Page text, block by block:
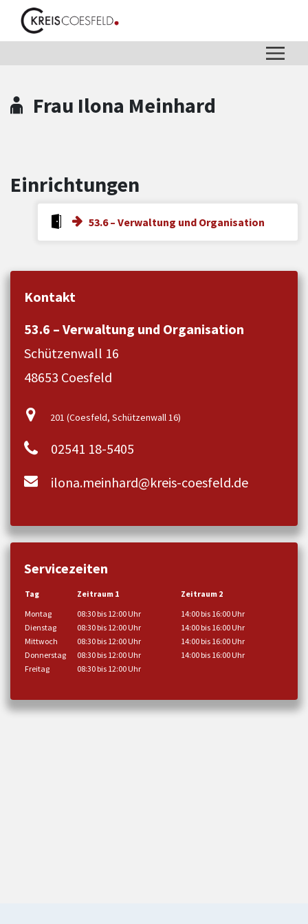
Zum Header
Zum Hauptinhalt
Zum Footer
Zum Hauptinhalt springen
Frau Ilona Meinhard
Einrichtungen
53.6 – Verwaltung und Organisation
Kontakt
53.6 – Verwaltung und Organisation
Schützenwall 16
48653 Coesfeld
201 (Coesfeld, Schützenwall 16)
02541 18-5405
ilona.meinhard@kreis-coesfeld.de
Servicezeiten
Tag Zeitraum 1
Zeitraum 2
Montag
08:30 bis 12:00 Uhr
14:00 bis 16:00 Uhr
Dienstag
08:30 bis 12:00 Uhr
14:00 bis 16:00 Uhr
Mittwoch
08:30 bis 12:00 Uhr
14:00 bis 16:00 Uhr
Donnerstag
08:30 bis 12:00 Uhr
14:00 bis 16:00 Uhr
Freitag
08:30 bis 12:00 Uhr